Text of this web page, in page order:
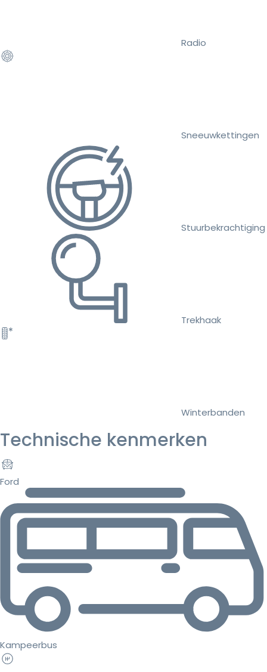
Radio
Sneeuwkettingen
Stuurbekrachtiging
Trekhaak
Winterbanden
Technische kenmerken
Ford
Kampeerbus